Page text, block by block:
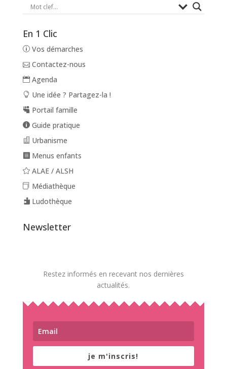
En 1 Clic
Vos démarches
Contactez-nous
Agenda
Une idée ? Partagez-la !
Portail famille
Guide pratique
Urbanisme
Menus enfants
ALAE / ALSH
Médiathèque
Ludothèque
Newsletter
Restez informés en recevant nos dernières
actualités.
je m'inscris!